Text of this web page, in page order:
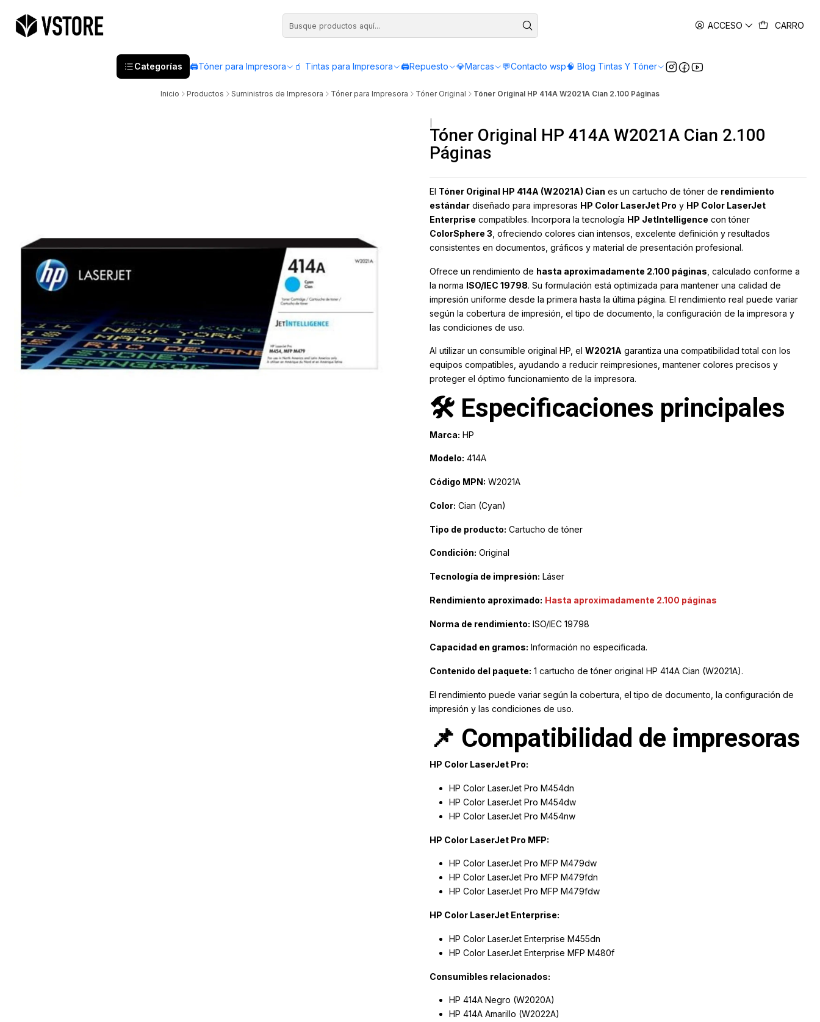
ACCESO CARRO
Categorías 🖨️Tóner para Impresora 🧃 Tintas para Impresora 🖨️Repuesto 💎Marcas 💬Contacto wsp🧠 Blog Tintas Y Tóner
Compra antes de las 12:00 y recibe el mismo día - Servicio de Lunes a Viernes
Inicio Productos Suministros de Impresora Tóner para Impresora Tóner Original Tóner Original HP 414A W2021A Cian 2.100 Páginas
Tóner Original HP 414A W2021A Cian 2.100
Páginas
El Tóner Original HP 414A (W2021A) Cian es un cartucho de tóner de rendimiento
estándardiseñado para impresoras HP Color LaserJet Pro y HP Color LaserJet
Enterprise compatibles. Incorpora la tecnología HP JetIntelligence con tóner
ColorSphere 3 , ofreciendo colores cian intensos, excelente definición y resultados
consistentes en documentos, gráficos y material de presentación profesional.
Ofrece un rendimiento de hasta aproximadamente 2.100 páginas , calculado conforme a
la norma ISO/IEC 19798. Su formulación está optimizada para mantener una calidad de
impresión uniforme desde la primera hasta la última página. El rendimiento real puede variar
según la cobertura de impresión, el tipo de documento, la configuración de la impresora y
las condiciones de uso.
Al utilizar un consumible original HP, el W2021A garantiza una compatibilidad total con los
equipos compatibles, ayudando a reducir reimpresiones, mantener colores precisos y
proteger el óptimo funcionamiento de la impresora.
🛠️ Especificaciones principales
Marca: HP
Modelo: 414A
Código MPN: W2021A
Color: Cian (Cyan)
Tipo de producto: Cartucho de tóner
Condición: Original
Tecnología de impresión: Láser
Rendimiento aproximado: Hasta aproximadamente 2.100 páginas
Norma de rendimiento: ISO/IEC 19798
Capacidad en gramos: Información no especificada.
Contenido del paquete: 1 cartucho de tóner original HP 414A Cian (W2021A).
El rendimiento puede variar según la cobertura, el tipo de documento, la configuración de
impresión y las condiciones de uso.
📌 Compatibilidad de impresoras
HP Color LaserJet Pro:
HP Color LaserJet Pro M454dn
HP Color LaserJet Pro M454dw
HP Color LaserJet Pro M454nw
HP Color LaserJet Pro MFP:
HP Color LaserJet Pro MFP M479dw
HP Color LaserJet Pro MFP M479fdn
HP Color LaserJet Pro MFP M479fdw
HP Color LaserJet Enterprise:
HP Color LaserJet Enterprise M455dn
HP Color LaserJet Enterprise MFP M480f
Consumibles relacionados:
HP 414A Negro (W2020A)
HP 414A Amarillo (W2022A)